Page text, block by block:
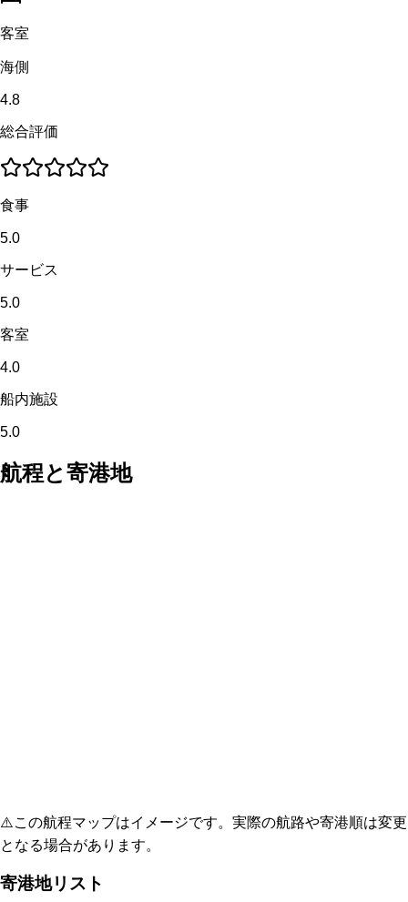
客室
海側
4.8
総合評価
食事
5.0
サービス
5.0
客室
4.0
船内施設
5.0
航程と寄港地
⚠️この航程マップはイメージです。実際の航路や寄港順は変更
となる場合があります。
寄港地リスト